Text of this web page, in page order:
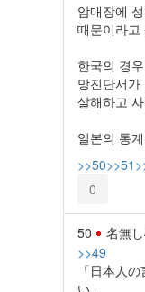
암매장에
때문이라고
한국의 경
망진단서
살해하고
일본의 통
>>50>>51
0
50 名無し
>>49
「日本人